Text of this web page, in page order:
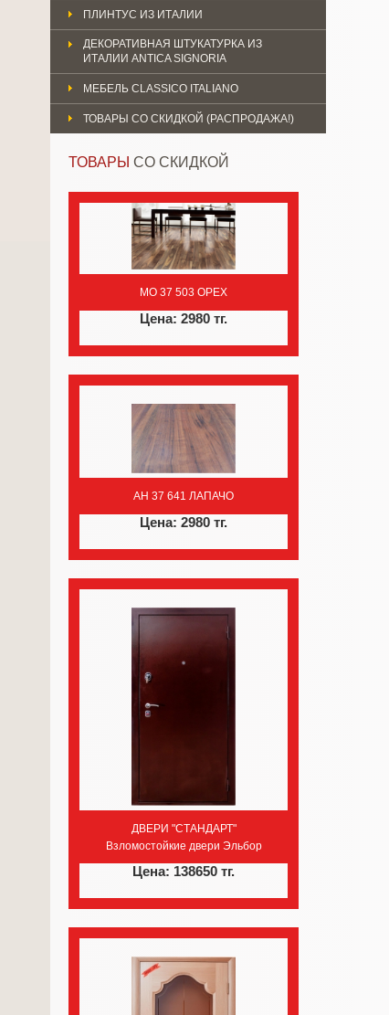
ПЛИНТУС ИЗ ИТАЛИИ
ДЕКОРАТИВНАЯ ШТУКАТУРКА ИЗ
ИТАЛИИ ANTICA SIGNORIA
МЕБЕЛЬ CLASSICO ITALIANO
ТОВАРЫ СО СКИДКОЙ (РАСПРОДАЖА!)
ТОВАРЫ СО СКИДКОЙ
MO 37 503 ОРЕХ
Цена: 2980 тг.
AH 37 641 ЛАПАЧО
Цена: 2980 тг.
ДВЕРИ "СТАНДАРТ"
Взломостойкие двери Эльбор
Цена: 138650 тг.